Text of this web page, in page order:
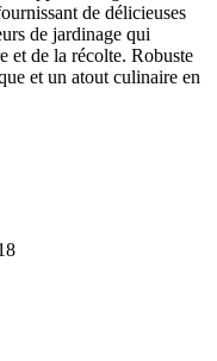
de délicieuses
de jardinage qui
et de la récolte. Robuste
et un atout culinaire en